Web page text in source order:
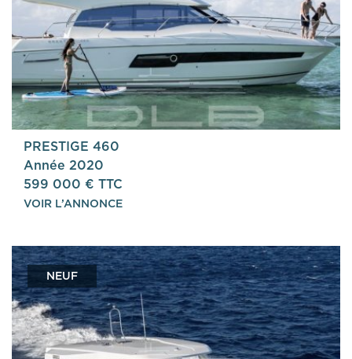
PRESTIGE 460
Année 2020
599 000 € TTC
VOIR L’ANNONCE
NEUF